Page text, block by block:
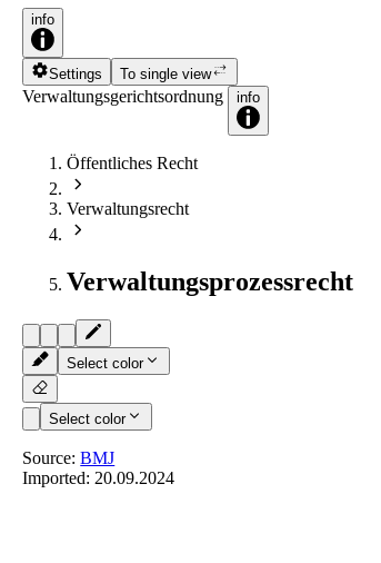
info
Settings To single view
Verwaltungsgerichtsordnung info
Öffentliches Recht
Verwaltungsrecht
Verwaltungsprozessrecht
Select color
Select color
Source:BMJ
Imported: 20.09.2024